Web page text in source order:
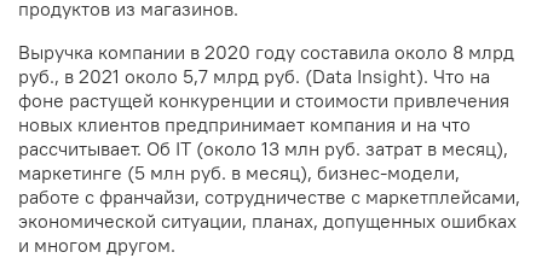
продуктов из магазинов.
Выручка компании в 2020 году составила около 8 млрд
руб., в 2021 около 5,7 млрд руб. (Data Insight). Что на
фоне растущей конкуренции и стоимости привлечения
новых клиентов предпринимает компания и на что
рассчитывает. Об IT (около 13 млн руб. затрат в месяц),
маркетинге (5 млн руб. в месяц), бизнес-модели,
работе с франчайзи, сотрудничестве с маркетплейсами,
экономической ситуации, планах, допущенных ошибках
и многом другом.